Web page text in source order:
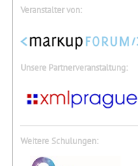
Veranstalter von:
Unsere Partnerveranstaltung:
Weitere Schulungen: